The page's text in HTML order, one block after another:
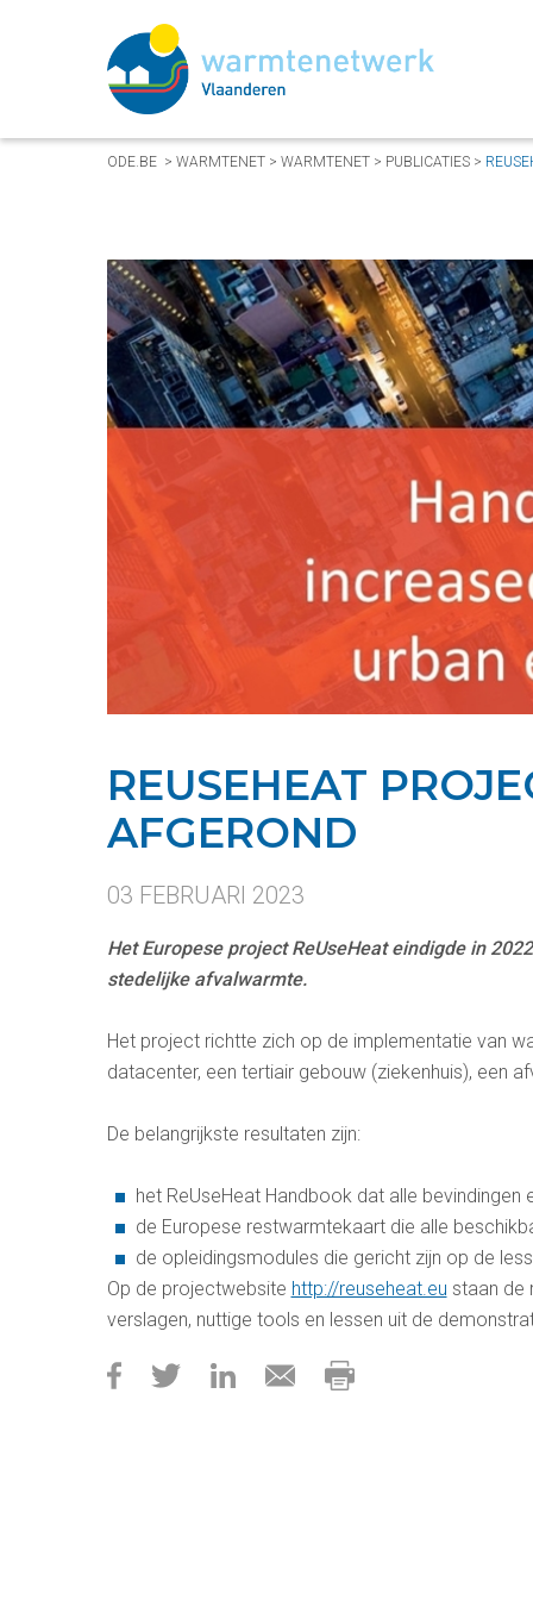
ODE.BE> WARMTENET> WARMTENET> PUBLICATIES>
REUSEHEAT
AFGEROND
03 FEBRUARI 2023
Het Europese project ReUseHeat eindigde in
stedelijke afvalwarmte.
Het project richtte zich op de implementatie van
datacenter, een tertiair gebouw (ziekenhuis), een
De belangrijkste resultaten zijn:
het ReUseHeat Handbook dat alle
de Europese restwarmtekaart die alle
de opleidingsmodules die gericht zijn op de
Op de projectwebsite http://reuseheat.eu staan de
verslagen, nuttige tools en lessen uit de